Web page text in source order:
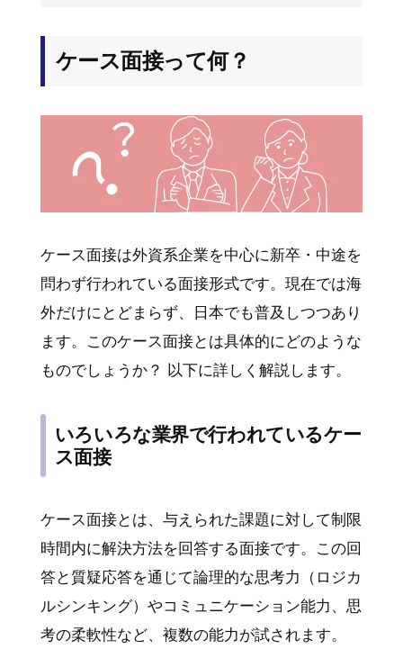
ケース面接って何？
ケース面接は外資系企業を中心に新卒・中途を
問わず行われている面接形式です。現在では海
外だけにとどまらず、日本でも普及しつつあり
ます。このケース面接とは具体的にどのような
ものでしょうか？ 以下に詳しく解説します。
いろいろな業界で行われているケー
ス面接
ケース面接とは、与えられた課題に対して制限
時間内に解決方法を回答する面接です。この回
答と質疑応答を通じて論理的な思考力（ロジカ
ルシンキング）やコミュニケーション能力、思
考の柔軟性など、複数の能力が試されます。